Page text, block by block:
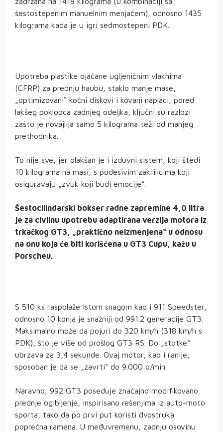
šestostepenim manuelnim menjačem), odnosno 1435
kilograma kada je u igri sedmostepeni PDK.
Upotreba plastike ojačane ugljeničnim vlaknima
(CFRP) za prednju haubu, staklo manje mase,
„optimizovani“ kočni diskovi i kovani naplaci, pored
lakšeg poklopca zadnjeg odeljka, ključni su razlozi
zašto je novajlija samo 5 kilograma teži od manjeg
prethodnika.
To nije sve, jer olakšan je i izduvni sistem, koji štedi
10 kilograma na masi, s podesivim zakrilicima koji
osiguravaju „zvuk koji budi emocije“.
Šestocilindarski bokser radne zapremine 4,0 litra
je za civilnu upotrebu adaptirana verzija motora iz
trkačkog GT3, „praktično neizmenjena“ u odnosu
na onu koja će biti korišćena u GT3 Cupu, kažu u
Porscheu.
S 510 ks raspolaže istom snagom kao i 911 Speedster,
odnosno 10 konja je snažniji od 991.2 generacije GT3.
Maksimalno može da pojuri do 320 km/h (318 km/h s
PDK), što je više od prošlog GT3 RS. Do „stotke“
ubrzava za 3,4 sekunde. Ovaj motor, kao i ranije,
sposoban je da se „zavrti“ do 9.000 o/min.
Naravno, 992 GT3 poseduje značajno modifikovano
prednje ogibljenje, inspirisano rešenjima iz auto-moto
sporta, tako da po prvi put koristi dvostruka
poprečna ramena. U međuvremenu, zadnju osovinu